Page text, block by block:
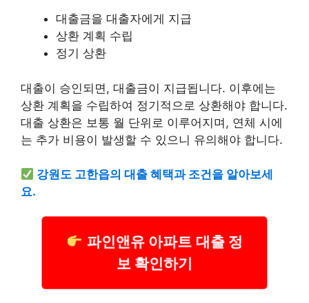
대출금을 대출자에게 지급
상환 계획 수립
정기 상환
대출이 승인되면, 대출금이 지급됩니다. 이후에는
상환 계획을 수립하여 정기적으로 상환해야 합니다.
대출 상환은 보통 월 단위로 이루어지며, 연체 시에
는 추가 비용이 발생할 수 있으니 유의해야 합니다.
강원도 고한읍의 대출 혜택과 조건을 알아보세
요.
파인앤유 아파트 대출 정
보 확인하기